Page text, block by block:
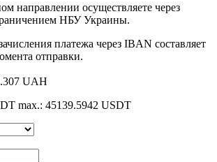
направлении осуществляете через
НБУ Украины.
платежа через IBAN составляет
отправки.
UAH
max.: 45139.5942 USDT